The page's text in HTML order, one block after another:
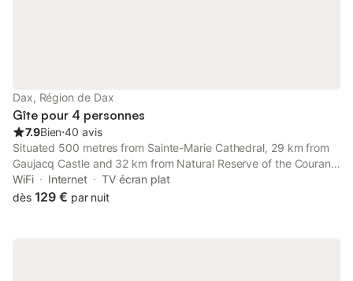
Dax, Région de Dax
Gîte pour 4 personnes
7.9Bien⋅40 avis
Situated 500 metres from Sainte-Marie Cathedral, 29 km from
Gaujacq Castle and 32 km from Natural Reserve of the Courant
d'Huchet, L'Évasion - Un cocon à deux pas des thermes de Dax
features accommodation located in Dax.
WiFi Internet
TV écran plat
dès 129 € par nuit